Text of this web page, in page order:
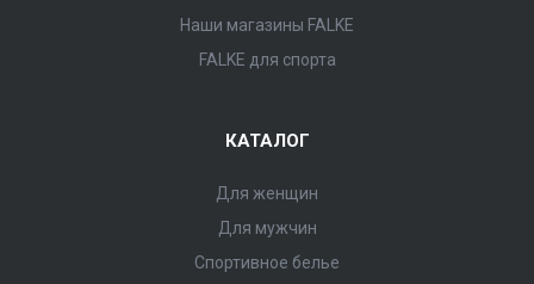
Наши магазины FALKE
FALKE для спорта
КАТАЛОГ
Для женщин
Для мужчин
Спортивное белье